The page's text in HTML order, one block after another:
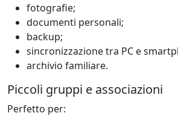
fotografie;
documenti personali;
backup;
sincronizzazione tra PC e
archivio familiare.
Piccoli gruppi e associazioni
Perfetto per: